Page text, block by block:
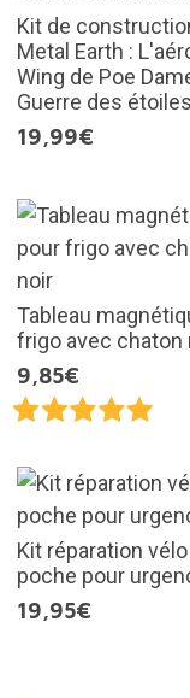
Kit de
Metal Earth :
Wing de Poe
Guerre des étoiles
19,99€
Tableau
frigo avec chaton
9,85€
Kit réparation
poche pour
19,95€